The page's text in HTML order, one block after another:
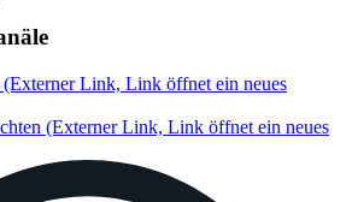
(Externer Link, Link öffnet ein neues
(Externer Link, Link öffnet ein neues